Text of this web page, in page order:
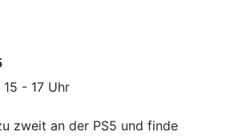
- 17 Uhr
zweit an der PS5 und finde